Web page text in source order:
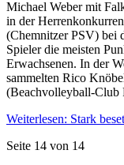
Michael Weber mit
in der
(Chemnitzer PSV) bei
Spieler die meisten
Erwachsenen. In der
sammelten Rico
(Beachvolleyball-Club
Weiterlesen: Stark
Seite 14 von 14